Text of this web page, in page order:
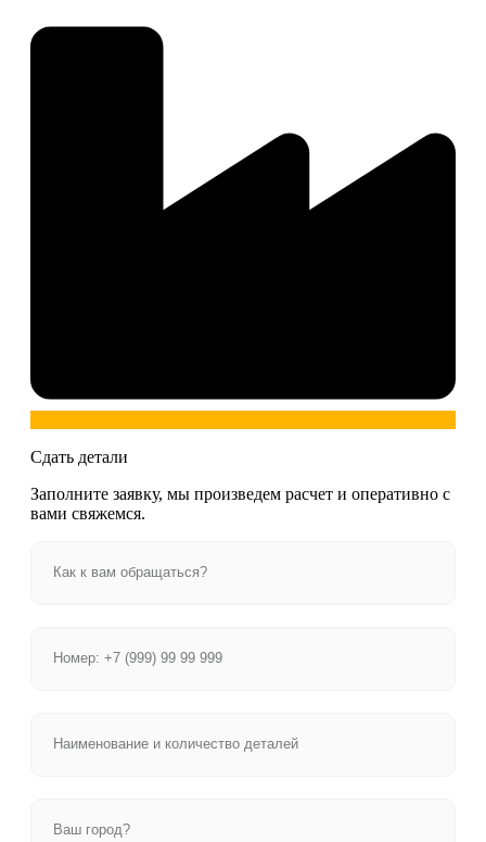
Сдать детали
Заполните заявку, мы произведем расчет и оперативно с
вами свяжемся.